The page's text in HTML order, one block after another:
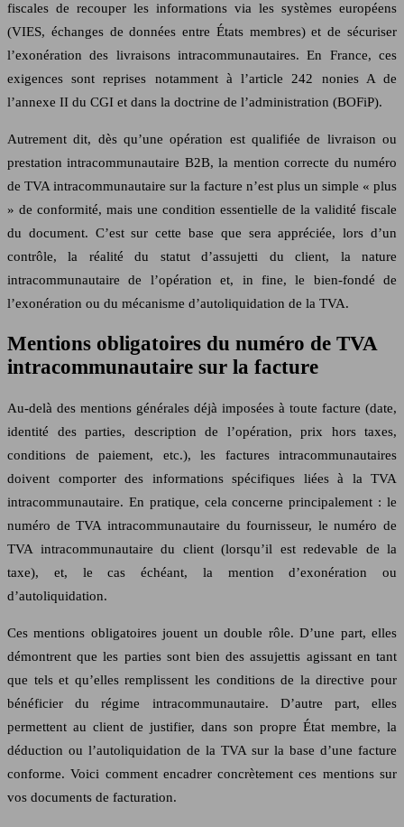
fiscales de recouper les informations via les systèmes européens
(VIES, échanges de données entre États membres) et de sécuriser
l’exonération des livraisons intracommunautaires. En France, ces
exigences sont reprises notamment à l’article 242 nonies A de
l’annexe II du CGI et dans la doctrine de l’administration (BOFiP).
Autrement dit, dès qu’une opération est qualifiée de livraison ou
prestation intracommunautaire B2B, la mention correcte du numéro
de TVA intracommunautaire sur la facture n’est plus un simple « plus
» de conformité, mais une condition essentielle de la validité fiscale
du document. C’est sur cette base que sera appréciée, lors d’un
contrôle, la réalité du statut d’assujetti du client, la nature
intracommunautaire de l’opération et, in fine, le bien‑fondé de
l’exonération ou du mécanisme d’autoliquidation de la TVA.
Mentions obligatoires du numéro de TVA
intracommunautaire sur la facture
Au‑delà des mentions générales déjà imposées à toute facture (date,
identité des parties, description de l’opération, prix hors taxes,
conditions de paiement, etc.), les factures intracommunautaires
doivent comporter des informations spécifiques liées à la TVA
intracommunautaire. En pratique, cela concerne principalement : le
numéro de TVA intracommunautaire du fournisseur, le numéro de
TVA intracommunautaire du client (lorsqu’il est redevable de la
taxe), et, le cas échéant, la mention d’exonération ou
d’autoliquidation.
Ces mentions obligatoires jouent un double rôle. D’une part, elles
démontrent que les parties sont bien des assujettis agissant en tant
que tels et qu’elles remplissent les conditions de la directive pour
bénéficier du régime intracommunautaire. D’autre part, elles
permettent au client de justifier, dans son propre État membre, la
déduction ou l’autoliquidation de la TVA sur la base d’une facture
conforme. Voici comment encadrer concrètement ces mentions sur
vos documents de facturation.